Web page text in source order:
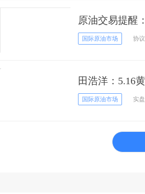
原油交易提醒
回落，谨防继
国际原油市场 协议
田浩洋：5.16
国际原油市场 实盘